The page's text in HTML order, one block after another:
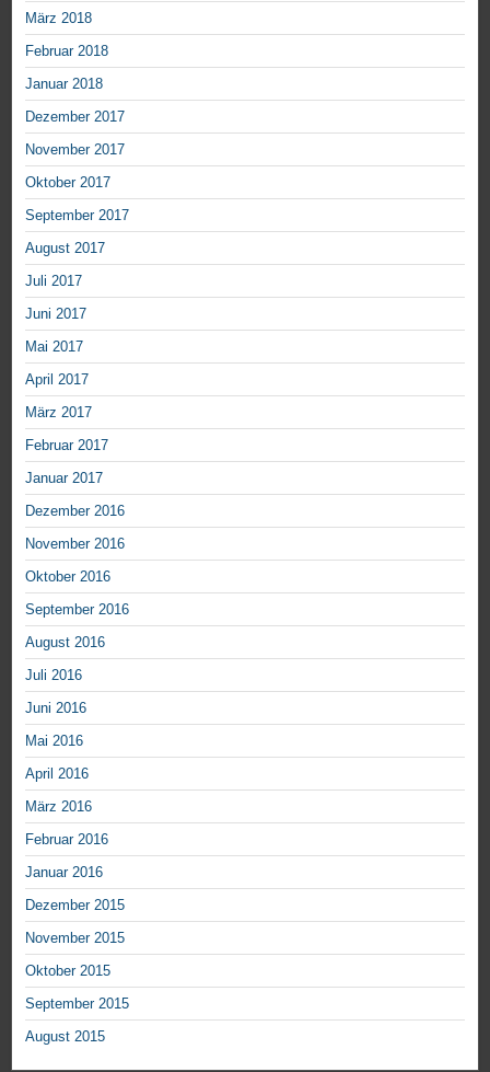
März 2018
Februar 2018
Januar 2018
Dezember 2017
November 2017
Oktober 2017
September 2017
August 2017
Juli 2017
Juni 2017
Mai 2017
April 2017
März 2017
Februar 2017
Januar 2017
Dezember 2016
November 2016
Oktober 2016
September 2016
August 2016
Juli 2016
Juni 2016
Mai 2016
April 2016
März 2016
Februar 2016
Januar 2016
Dezember 2015
November 2015
Oktober 2015
September 2015
August 2015